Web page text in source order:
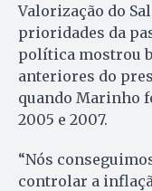
Valorização do
prioridades da
política mostrou
anteriores do
quando Marinho
2005 e 2007.
“Nós
controlar a